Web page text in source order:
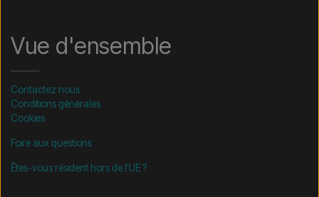
Vue d'ensemble
Contactez nous
Conditions générales
Cookies
Foire aux questions
Êtes-vous résident hors de l'UE ?